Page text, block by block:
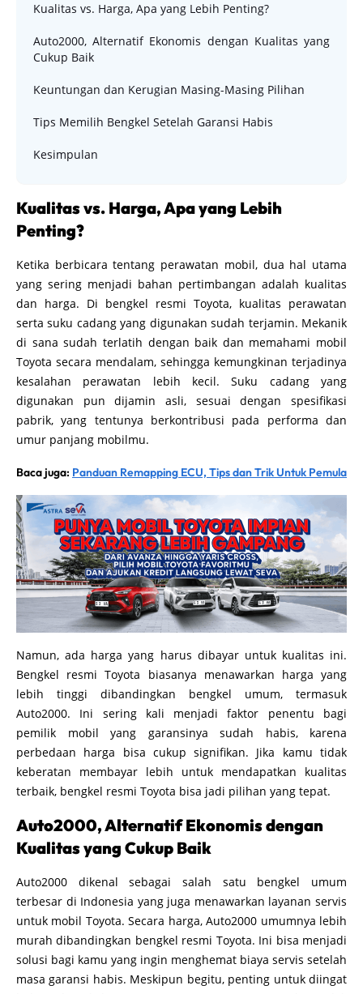
Kualitas vs. Harga, Apa yang Lebih Penting?
Auto2000, Alternatif Ekonomis dengan Kualitas yang
Cukup Baik
Keuntungan dan Kerugian Masing-Masing Pilihan
Tips Memilih Bengkel Setelah Garansi Habis
Kesimpulan
Kualitas vs. Harga, Apa yang Lebih
Penting?
Ketika berbicara tentang perawatan mobil, dua hal utama
yang sering menjadi bahan pertimbangan adalah kualitas
dan harga. Di bengkel resmi Toyota, kualitas perawatan
serta suku cadang yang digunakan sudah terjamin. Mekanik
di sana sudah terlatih dengan baik dan memahami mobil
Toyota secara mendalam, sehingga kemungkinan terjadinya
kesalahan perawatan lebih kecil. Suku cadang yang
digunakan pun dijamin asli, sesuai dengan spesifikasi
pabrik, yang tentunya berkontribusi pada performa dan
umur panjang mobilmu.
Baca juga: Panduan Remapping ECU, Tips dan Trik Untuk Pemula
Namun, ada harga yang harus dibayar untuk kualitas ini.
Bengkel resmi Toyota biasanya menawarkan harga yang
lebih tinggi dibandingkan bengkel umum, termasuk
Auto2000. Ini sering kali menjadi faktor penentu bagi
pemilik mobil yang garansinya sudah habis, karena
perbedaan harga bisa cukup signifikan. Jika kamu tidak
keberatan membayar lebih untuk mendapatkan kualitas
terbaik, bengkel resmi Toyota bisa jadi pilihan yang tepat.
Auto2000, Alternatif Ekonomis dengan
Kualitas yang Cukup Baik
Auto2000 dikenal sebagai salah satu bengkel umum
terbesar di Indonesia yang juga menawarkan layanan servis
untuk mobil Toyota. Secara harga, Auto2000 umumnya lebih
murah dibandingkan bengkel resmi Toyota. Ini bisa menjadi
solusi bagi kamu yang ingin menghemat biaya servis setelah
masa garansi habis. Meskipun begitu, penting untuk diingat